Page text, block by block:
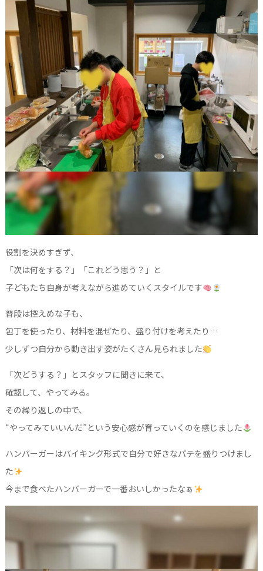
役割を決めすぎず、
「次は何をする？」「これどう思う？」と
子どもたち自身が考えながら進めていくスタイルです
普段は控えめな子も、
包丁を使ったり、材料を混ぜたり、盛り付けを考えたり…
少しずつ自分から動き出す姿がたくさん見られました
「次どうする？」とスタッフに聞きに来て、
確認して、やってみる。
その繰り返しの中で、
“やってみていいんだ”という安心感が育っていくのを感じました
ハンバーガーはバイキング形式で自分で好きなパテを盛りつけまし
た
今まで食べたハンバーガーで一番おいしかったなぁ